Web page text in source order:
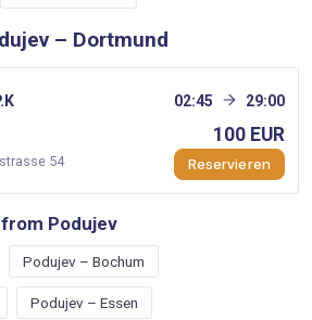
– Dortmund
02:45 29:00
54
100 EUR
Reservieren
Podujev
Podujev – Bochum
Podujev – Essen